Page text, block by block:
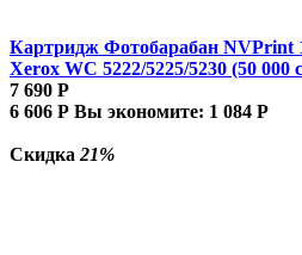
Картридж Фотобарабан NVPrint
Xerox WC 5222/5225/5230 (50 000
7 690 Р
6 606 Р Вы экономите: 1 084 Р
Скидка 21%